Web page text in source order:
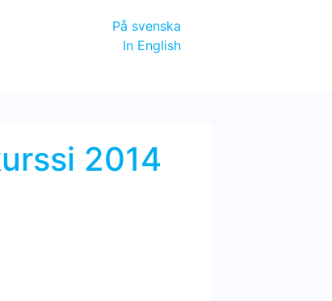
På svenska
In English
2014